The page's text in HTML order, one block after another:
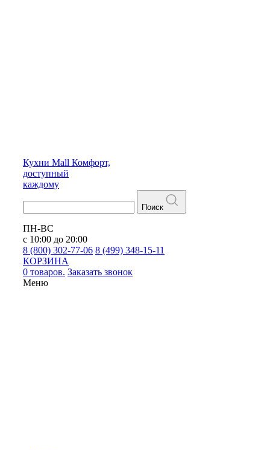
Кухни Mall Комфорт,
доступный
каждому
Поиск
ПН-ВС
с 10:00 до 20:00
8 (800) 302-77-06 8 (499) 348-15-11
КОРЗИНА
0 товаров. Заказать звонок
Меню